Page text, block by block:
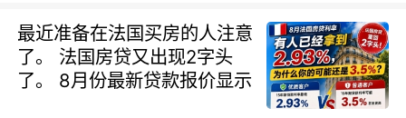
最近准备在法国买房的人注意
了。 法国房贷又出现2字头
了。 8月份最新贷款报价显示